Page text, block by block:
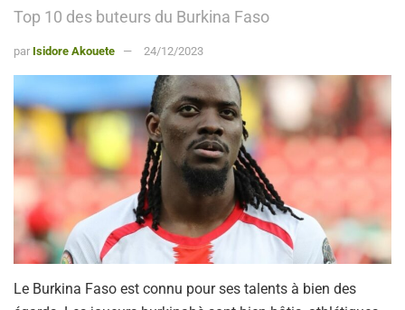
Top 10 des buteurs du Burkina Faso
par Isidore Akouete 24/12/2023
Le Burkina Faso est connu pour ses talents à bien des